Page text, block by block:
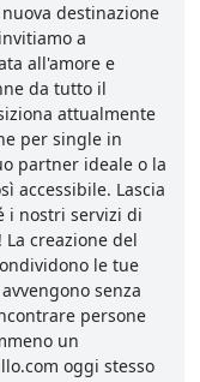
destinazione
a
all'amore e
da tutto il
attualmente
per single in
partner ideale o la
accessibile. Lascia
i nostri servizi di
creazione del
le tue
senza
persone
un
oggi stesso